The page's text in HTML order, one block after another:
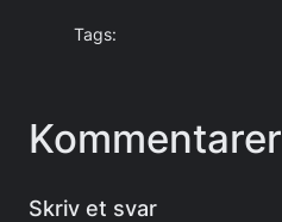
Tags:
Kommentarer
Skriv et svar